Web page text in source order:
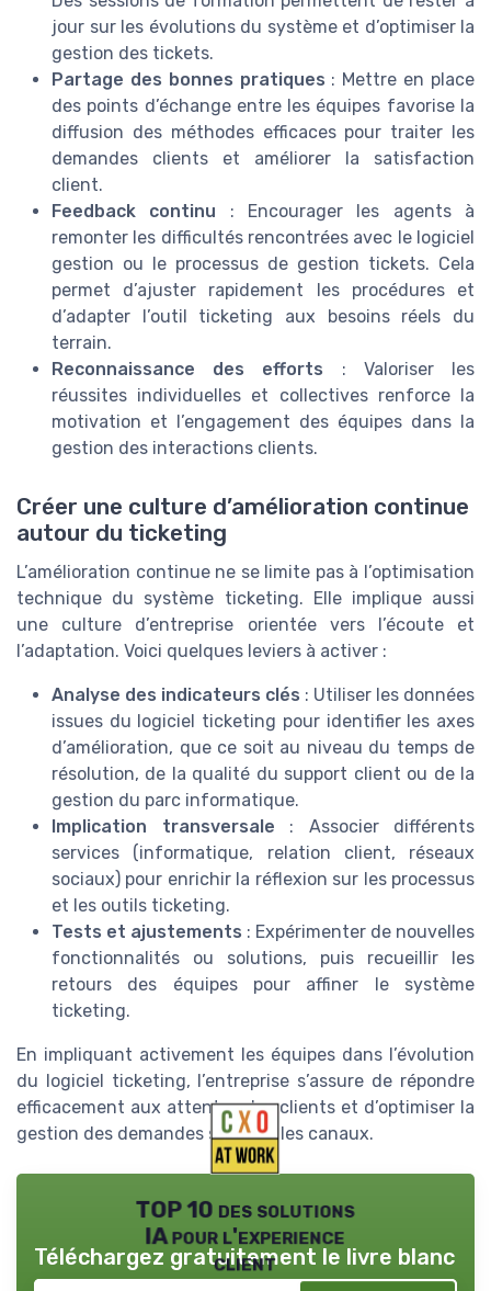
jour sur les évolutions du système et d’optimiser la
gestion des tickets.
Partage des bonnes pratiques : Mettre en place
des points d’échange entre les équipes favorise la
diffusion des méthodes efficaces pour traiter les
demandes clients et améliorer la satisfaction
client.
Feedback continu : Encourager les agents à
remonter les difficultés rencontrées avec le logiciel
gestion ou le processus de gestion tickets. Cela
permet d’ajuster rapidement les procédures et
d’adapter l’outil ticketing aux besoins réels du
terrain.
Reconnaissance des efforts : Valoriser les
réussites individuelles et collectives renforce la
motivation et l’engagement des équipes dans la
gestion des interactions clients.
Créer une culture d’amélioration continue
autour du ticketing
L’amélioration continue ne se limite pas à l’optimisation
technique du système ticketing. Elle implique aussi
une culture d’entreprise orientée vers l’écoute et
l’adaptation. Voici quelques leviers à activer :
Analyse des indicateurs clés : Utiliser les données
issues du logiciel ticketing pour identifier les axes
d’amélioration, que ce soit au niveau du temps de
résolution, de la qualité du support client ou de la
gestion du parc informatique.
Implication transversale : Associer différents
services (informatique, relation client, réseaux
sociaux) pour enrichir la réflexion sur les processus
et les outils ticketing.
Tests et ajustements : Expérimenter de nouvelles
fonctionnalités ou solutions, puis recueillir les
retours des équipes pour affiner le système
ticketing.
En impliquant activement les équipes dans l’évolution
du logiciel ticketing, l’entreprise s’assure de répondre
efficacement aux attentes des clients et d’optimiser la
gestion des demandes sur tous les canaux.
TOP 10 des solutions
IA pour l'experience
client
Téléchargez gratuitement le livre blanc